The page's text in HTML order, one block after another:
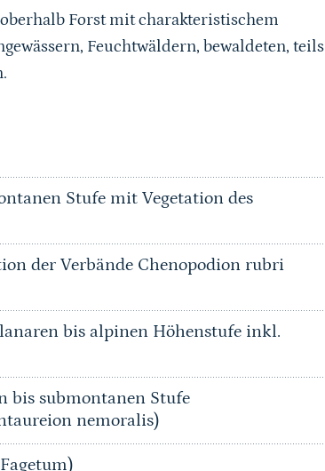
Forst mit charakteristischem
Feuchtwäldern, bewaldeten, teils
Stufe mit Vegetation des
der Verbände Chenopodion rubri
bis alpinen Höhenstufe inkl.
bis submontanen Stufe
nemoralis)